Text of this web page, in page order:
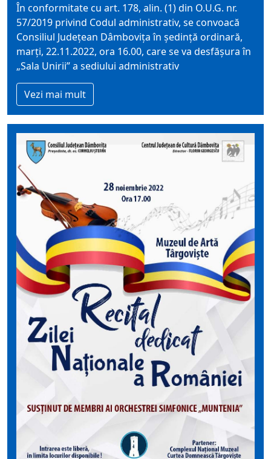
În conformitate cu art. 178, alin. (1) din O.U.G. nr.
57/2019 privind Codul administrativ, se convoacă
Consiliul Judeţean Dâmboviţa în şedinţă ordinară,
marți, 22.11.2022, ora 16.00, care se va desfăşura în
„Sala Unirii” a sediului administrativ
Vezi mai mult